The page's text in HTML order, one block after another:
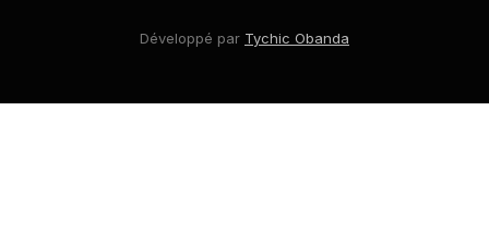
Développé par Tychic Obanda